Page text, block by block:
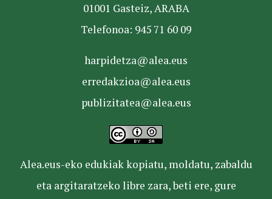
01001 Gasteiz, ARABA
Telefonoa: 945 71 60 09
harpidetza@alea.eus
erredakzioa@alea.eus
publizitatea@alea.eus
Alea.eus-eko edukiak kopiatu, moldatu, zabaldu
eta argitaratzeko libre zara, beti ere, gure